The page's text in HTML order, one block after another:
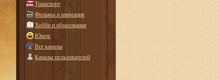
Транспорт
Фильмы и анимация
Хобби и образование
Юмор
Все каналы
Каналы пользователей